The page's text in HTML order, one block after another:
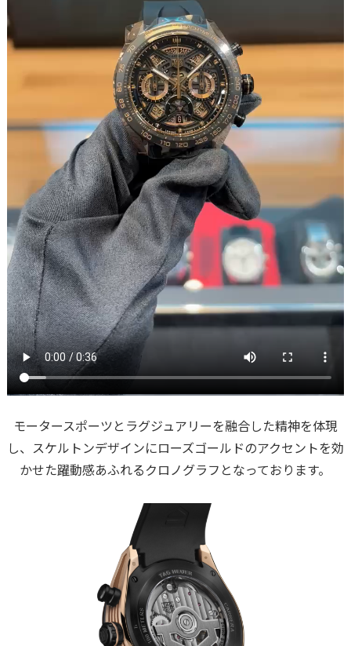
モータースポーツとラグジュアリーを融合した精神を体現
し、スケルトンデザインにローズゴールドのアクセントを効
かせた躍動感あふれるクロノグラフとなっております。